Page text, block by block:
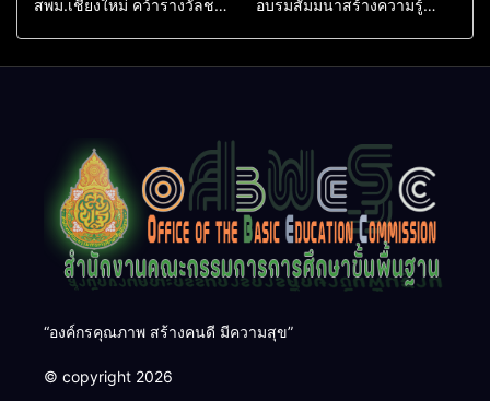
สพม.เชียงใหม่ คว้ารางวัลชนะ
อบรมสัมมนาสร้างความรู้
“องค์กรคุณภาพ สร้างคนดี มีความสุข”
© copyright 2026